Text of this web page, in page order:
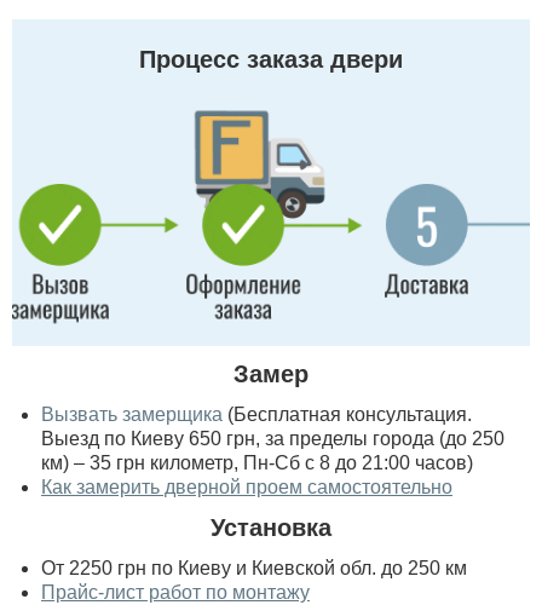
Процесс заказа двери
Замер
Вызвать замерщика (Бесплатная консультация.
Выезд по Киеву 650 грн, за пределы города (до 250
км) – 35 грн километр, Пн-Сб с 8 до 21:00 часов)
Как замерить дверной проем самостоятельно
Установка
От 2250 грн по Киеву и Киевской обл. до 250 км
Прайс-лист работ по монтажу